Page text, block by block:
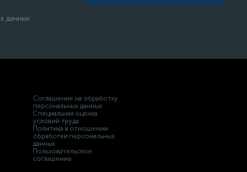
данных
Соглашение на обработку
персональных данных
Специальная оценка
условий труда
Политика в отношении
обработки персональных
данных
Пользовательское
соглашение